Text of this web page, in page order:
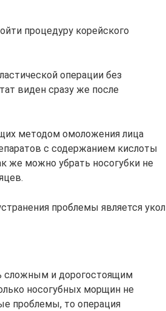
процедуру корейского
операции без
виден сразу же после
методом омоложения лица
с содержанием кислоты
же можно убрать носогубки не
проблемы является укол
сложным и дорогостоящим
носогубных морщин не
проблемы, то операция